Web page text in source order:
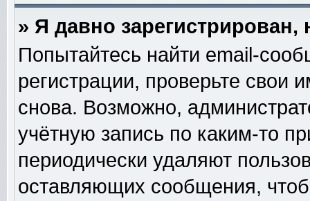
» Я давно
Попытайтесь найти email-
регистрации, проверьте свои
снова. Возможно,
учётную запись по каким-то
периодически удаляют
оставляющих сообщения,